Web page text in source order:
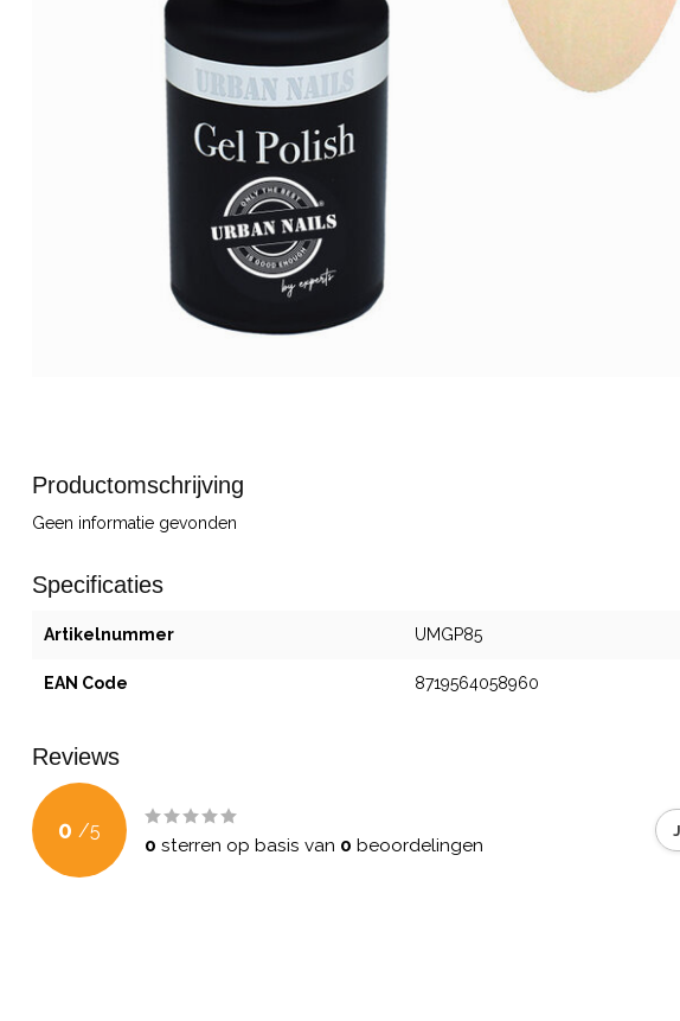
Productomschrijving
Geen informatie gevonden
Specificaties
Artikelnummer UMGP85
EAN Code 8719564058960
Reviews
0 /5
0 sterren op basis van 0 beoordelingen